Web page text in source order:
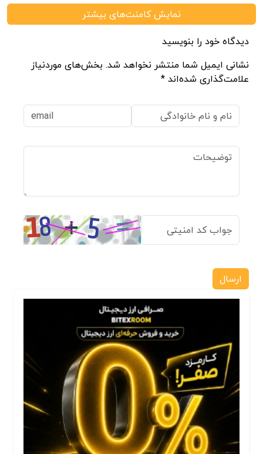
نمایش کامنت‌های بیشتر
دیدگاه خود را بنویسید
نشانی ایمیل شما منتشر نخواهد شد. بخش‌های موردنیاز
علامت‌گذاری شده‌اند *
ارسال